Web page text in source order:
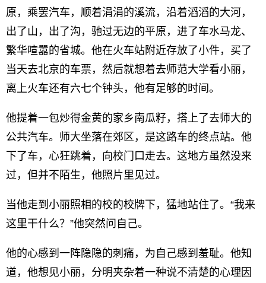
原，乘罢汽车，顺着涓涓的溪流，沿着滔滔的大河，
出了山，出了沟，驰过无边的平原，进了车水马龙、
繁华喧嚣的省城。他在火车站附近存放了小件，买了
当天去北京的车票，然后就想着去师范大学看小丽，
离上火车还有六七个钟头，他有足够的时间。
他提着一包炒得金黄的家乡南瓜籽，搭上了去师大的
公共汽车。师大坐落在郊区，是这路车的终点站。他
下了车，心狂跳着，向校门口走去。这地方虽然没来
过，但并不陌生，他照片里见过。
当他走到小丽照相的校的校牌下，猛地站住了。“我来
这里干什么？”他突然问自己。
他的心感到一阵隐隐的刺痛，为自己感到羞耻。他知
道，他想见小丽，分明夹杂着一种说不清楚的心理因